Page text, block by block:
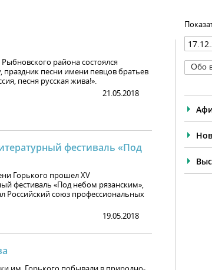
района состоялся
праздник песни имени певцов братьев
песня русская жива!».
21.05.2018
фестиваль «Под
Горького прошел ХV
фестиваль «Под небом рязанским»,
Российский союз профессиональных
19.05.2018
Обо